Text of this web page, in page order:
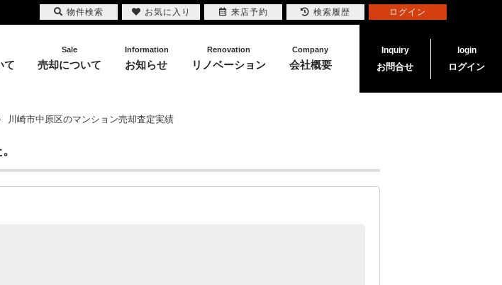
て
Sale
売却について
Information
お知らせ
Renovation
リノベーション
Company
会社概要
Inquiry
お問合せ
login
ログイン
川崎市中原区のマンション売却査定実績
物件検索 お気に入り 来店予約 検索履歴 ログイン